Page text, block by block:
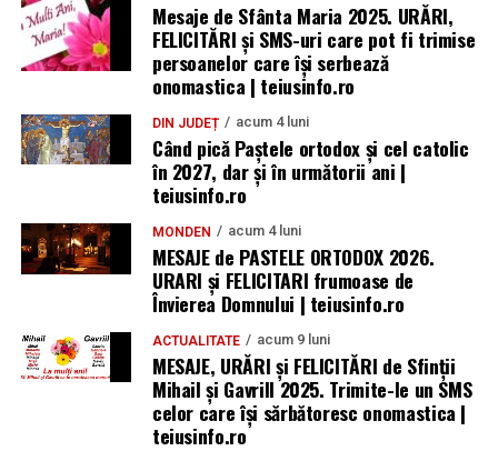
Mesaje de Sfânta Maria 2025. URĂRI,
FELICITĂRI și SMS-uri care pot fi trimise
persoanelor care își serbează
onomastica | teiusinfo.ro
DIN JUDEȚ acum 4 luni
Când pică Paștele ortodox și cel catolic
în 2027, dar și în următorii ani |
teiusinfo.ro
MONDEN acum 4 luni
MESAJE de PASTELE ORTODOX 2026.
URARI și FELICITARI frumoase de
Învierea Domnului | teiusinfo.ro
ACTUALITATE acum 9 luni
MESAJE, URĂRI și FELICITĂRI de Sfinții
Mihail și Gavrill 2025. Trimite-le un SMS
celor care își sărbătoresc onomastica |
teiusinfo.ro